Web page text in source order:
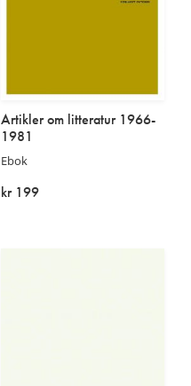
Artikler om litteratur 1966-
1981
Ebok
kr 199